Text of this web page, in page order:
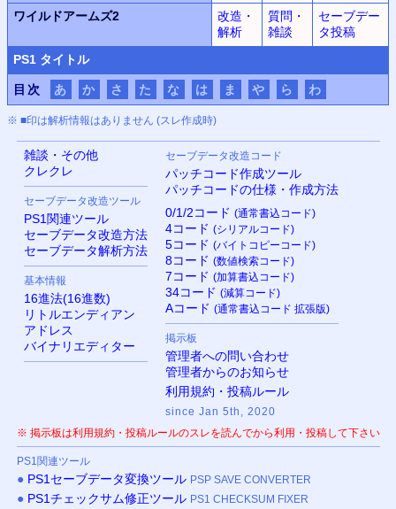
ワイルドアームズ2
改造・
解析
質問・
雑談
セーブデー
タ投稿
PS1 タイトル
目次 あ か さ た な は ま や ら わ
※ ■印は解析情報はありません (スレ作成時)
雑談・その他
クレクレ
セーブデータ改造ツール
PS1関連ツール
セーブデータ改造方法
セーブデータ解析方法
基本情報
16進法(16進数)
リトルエンディアン
アドレス
バイナリエディター
セーブデータ改造コード
パッチコード作成ツール
パッチコードの仕様・作成方法
0/1/2コード (通常書込コード)
4コード (シリアルコード)
5コード (バイトコピーコード)
8コード (数値検索コード)
7コード (加算書込コード)
34コード (減算コード)
Aコード (通常書込コード 拡張版)
掲示板
管理者への問い合わせ
管理者からのお知らせ
利用規約・投稿ルール
since Jan 5th, 2020
※ 掲示板は利用規約・投稿ルールのスレを読んでから利用・投稿して下さい
PS1関連ツール
● PS1セーブデータ変換ツール PSP SAVE CONVERTER
● PS1チェックサム修正ツール PS1 CHECKSUM FIXER